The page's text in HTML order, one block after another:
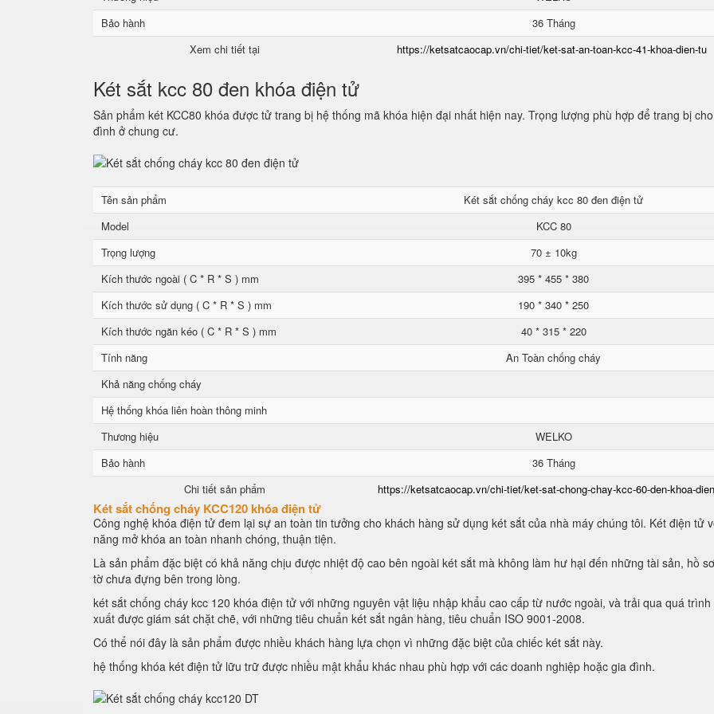
Bảo hành
36 Tháng
Xem chi tiết tại
https://ketsatcaocap.vn/chi-tiet/ket-sat-an-toan-kcc-41-khoa-dien-tu
Két sắt kcc 80 đen khóa điện tử
Sản phẩm két KCC80 khóa được tử trang bị hệ thống mã khóa hiện đại nhất hiện nay. Trọng lượng phù hợp để trang bị
đình ở chung cư.
Tên sản phẩm
Két sắt chống cháy kcc 80 đen điện tử
Model
KCC 80
Trọng lượng
70 ± 10kg
Kích thước ngoài ( C * R * S ) mm
395 * 455 * 380
Kích thước sử dụng ( C * R * S ) mm
190 * 340 * 250
Kích thước ngăn kéo ( C * R * S ) mm
40 * 315 * 220
Tính năng
An Toàn chống cháy
Khả năng chống cháy
Hệ thống khóa liên hoàn thông minh
Thương hiệu
WELKO
Bảo hành
36 Tháng
Chi tiết sản phẩm
https://ketsatcaocap.vn/chi-tiet/ket-sat-chong-chay-kcc-60-den-khoa-
Két sắt chống cháy KCC120 khóa điện tử
Công nghệ khóa điện tử đem lại sự an toàn tin tưởng cho khách hàng sử dụng két sắt của nhà máy chúng tôi. Két điện tử
năng mở khóa an toàn nhanh chóng, thuận tiện.
Là sản phẩm đặc biệt có khả năng chịu được nhiệt độ cao bên ngoài két sắt mà không làm hư hại đến những tài sản, hồ
tờ chưa đựng bên trong lòng.
két sắt chống cháy kcc 120 khóa điện tử với những nguyên vật liệu nhập khẩu cao cấp từ nước ngoài, và trải qua quá trình
xuất được giám sát chặt chẽ, với những tiêu chuẩn két sắt ngân hàng, tiêu chuẩn ISO 9001-2008.
Có thể nói đây là sản phẩm được nhiều khách hàng lựa chọn vì những đặc biệt của chiếc két sắt này.
hệ thống khóa két điện tử lữu trữ được nhiều mật khẩu khác nhau phù hợp với các doanh nghiệp hoặc gia đình.